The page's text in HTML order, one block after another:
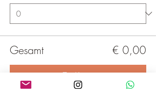
Gesamt € 0,00
Zur Kasse